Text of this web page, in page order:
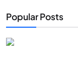
Popular Posts